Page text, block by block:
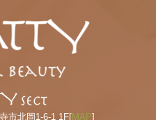
市北岡1-6-1 1F[MAP]